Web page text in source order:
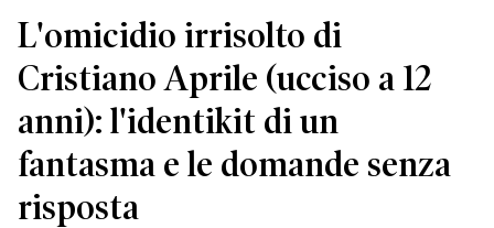
L'omicidio irrisolto di
Cristiano Aprile (ucciso a 12
anni): l'identikit di un
fantasma e le domande senza
risposta